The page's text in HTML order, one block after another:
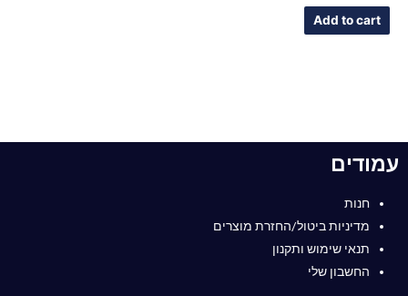
out
Add to cart
עמודים
חנות
מדיניות ביטול/החזרת מוצרים
תנאי שימוש ותקנון
החשבון שלי